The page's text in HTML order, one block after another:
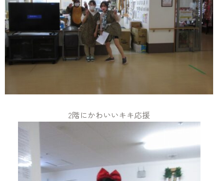
2階にかわいいキキ応援